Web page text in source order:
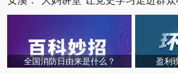
全国消防日由来是什么？ 盈利